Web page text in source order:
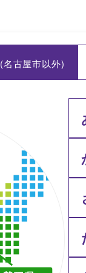
(名古屋市以外)